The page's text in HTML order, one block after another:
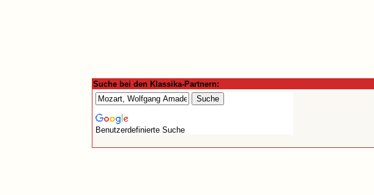
Suche bei den Klassika-Partnern:
Benutzerdefinierte Suche